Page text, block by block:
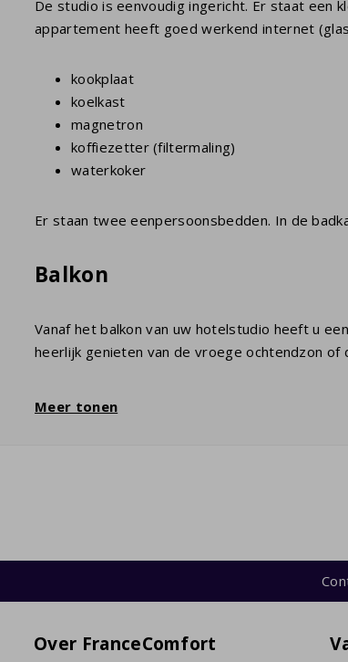
De studio is eenvoudig ingericht. Er staat een
appartement heeft goed werkend internet
kookplaat
koelkast
magnetron
koffiezetter (filtermaling)
waterkoker
Er staan twee eenpersoonsbedden. In de
Balkon
Vanaf het balkon van uw hotelstudio heeft u
heerlijk genieten van de vroege ochtendzon of
Meer tonen
Over FranceComfort